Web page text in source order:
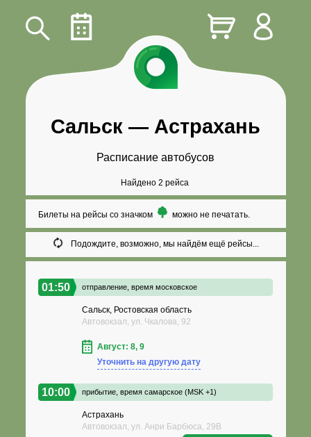
Сальск — Астрахань
Расписание автобусов
Найдено 2 рейса
Билеты на рейсы со значком можно не печатать.
Подождите, возможно, мы найдём ещё рейсы...
01:50 отправление, время московское
Сальск, Ростовская область
Автовокзал, ул. Чкалова, 92
Август: 8, 9
Уточнить на другую дату
10:00 прибытие, время самарское (MSK +1)
Астрахань
Автовокзал, ул. Анри Барбюса, 29В